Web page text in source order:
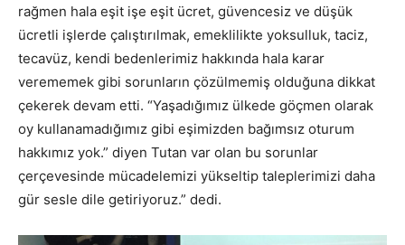
rağmen hala eşit işe eşit ücret, güvencesiz ve düşük
ücretli işlerde çalıştırılmak, emeklilikte yoksulluk, taciz,
tecavüz, kendi bedenlerimiz hakkında hala karar
verememek gibi sorunların çözülmemiş olduğuna dikkat
çekerek devam etti. “Yaşadığımız ülkede göçmen olarak
oy kullanamadığımız gibi eşimizden bağımsız oturum
hakkımız yok.” diyen Tutan var olan bu sorunlar
çerçevesinde mücadelemizi yükseltip taleplerimizi daha
gür sesle dile getiriyoruz.” dedi.